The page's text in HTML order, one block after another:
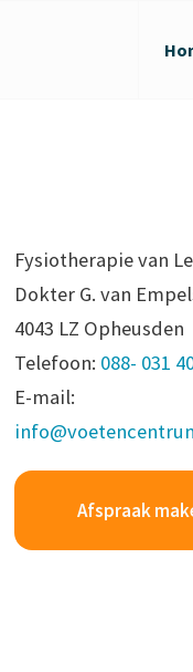
Fysiotherapie van
Dokter G. van
4043 LZ Opheusden
Telefoon: 088- 031
E-mail:
Afspraak